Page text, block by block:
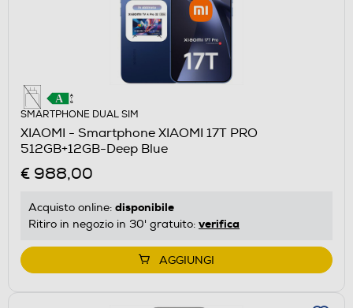
SMARTPHONE DUAL SIM
XIAOMI - Smartphone XIAOMI 17T PRO
512GB+12GB-Deep Blue
€ 988,00
Acquisto online: disponibile
Ritiro in negozio in 30' gratuito: verifica
AGGIUNGI